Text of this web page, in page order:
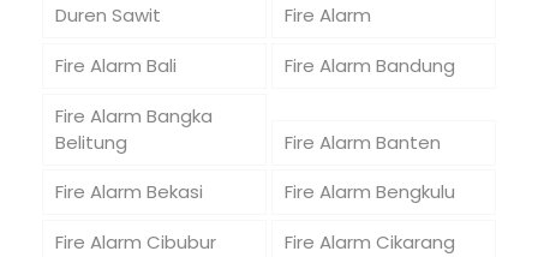
Duren Sawit
Fire Alarm
Fire Alarm Bali
Fire Alarm Bandung
Fire Alarm Bangka
Belitung
Fire Alarm Banten
Fire Alarm Bekasi
Fire Alarm Bengkulu
Fire Alarm Cibubur
Fire Alarm Cikarang